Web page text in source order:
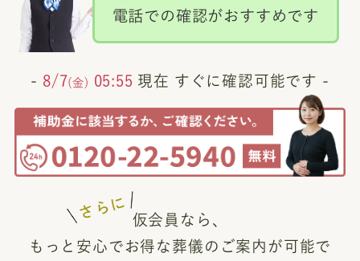
電話での確認がおすすめです
- 8/7(金) 05:55 現在 すぐに確認可能です -
さらに 仮会員なら、
もっと安心でお得な葬儀のご案内が可能で